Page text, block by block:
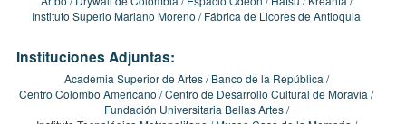
Instituto Superio Mariano Moreno
Fábrica de Licores de Antioquia
Instituciones Adjuntas:
Academia Superior de Artes
Banco de la República
Centro Colombo Americano Centro de Desarrollo Cultural de Moravia
Fundación Universitaria Bellas Artes